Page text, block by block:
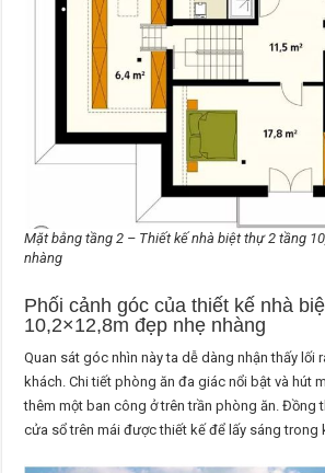
Mặt bằng tầng 2 – Thiết kế nhà biệt thự 2 tầng
nhàng
Phối cảnh góc của thiết kế nhà
10,2×12,8m đẹp nhẹ nhàng
Quan sát góc nhìn này ta dễ dàng nhận thấy lối
khách. Chi tiết phòng ăn đa giác nổi bật và hút
thêm một ban công ở trên trần phòng ăn. Đồng
cửa sổ trên mái được thiết kế để lấy sáng trong